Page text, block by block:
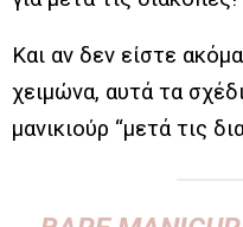
Και αν δεν είστε
χειμώνα, αυτά τα
μανικιούρ “μετά τις